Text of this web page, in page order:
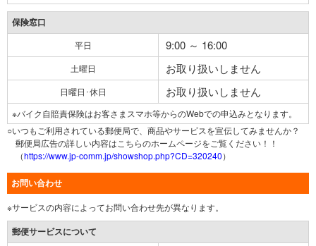
保険窓口
平日 9:00 ～ 16:00
土曜日 お取り扱いしません
日曜日･休日 お取り扱いしません
※バイク自賠責保険はお客さまスマホ等からのWebでの申込みとなります。
○いつもご利用されている郵便局で、商品やサービスを宣伝してみませんか？
郵便局広告の詳しい内容はこちらのホームページをご覧ください！！
（https://www.jp-comm.jp/showshop.php?CD=320240）
お問い合わせ
※サービスの内容によってお問い合わせ先が異なります。
郵便サービスについて